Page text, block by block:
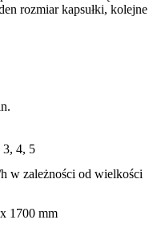
rozmiar kapsułki, kolejne
3, 4, 5
w zależności od wielkości
1700 mm